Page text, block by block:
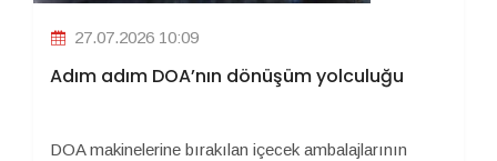
27.07.2026 10:09
Adım adım DOA’nın dönüşüm yolculuğu
DOA makinelerine bırakılan içecek ambalajlarının